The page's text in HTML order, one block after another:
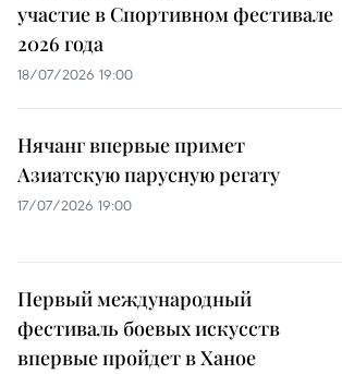
участие в Спортивном фестивале
2026 года
18/07/2026 19:00
Нячанг впервые примет
Азиатскую парусную регату
17/07/2026 19:00
Первый международный
фестиваль боевых искусств
впервые пройдет в Ханое